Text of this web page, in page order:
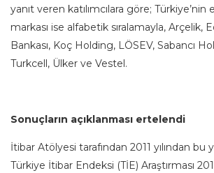
yanıt veren katılımcılara göre; Türkiye’nin
markası ise alfabetik sıralamayla, Arçelik,
Bankası, Koç Holding, LÖSEV, Sabancı
Turkcell, Ülker ve Vestel.
Sonuçların açıklanması ertelendi
İtibar Atölyesi tarafından 2011 yılından bu
Türkiye İtibar Endeksi (TİE) Araştırması